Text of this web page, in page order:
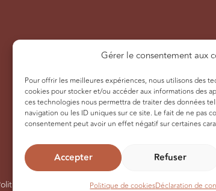
Gérer le consentement aux
Pour offrir les meilleures expériences, nous utilisons des
cookies pour stocker et/ou accéder aux informations des
ces technologies nous permettra de traiter des données
navigation ou les ID uniques sur ce site. Le fait de ne pas
consentement peut avoir un effet négatif sur certaines
Accepter Refuser
Politique de cookiesDéclaration de
de confidentialité appli Les Eclaireurs Du Voyage